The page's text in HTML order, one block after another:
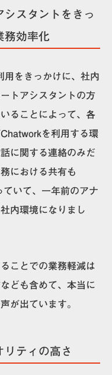
シスタントをきっ
務効率化
をきっかけに、社内
ートアシスタントの方
ることによって、各
を利用する環
に関する連絡のみだ
における共有も
いて、一年前のアナ
内環境になりまし
ことでの業務軽減は
ども含めて、本当に
が出ています。
リティの高さ